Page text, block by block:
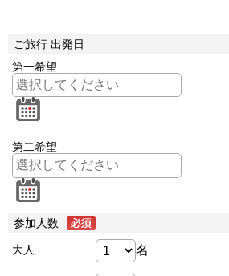
ご旅行 出発日
第一希望
第二希望
参加人数
大人 名